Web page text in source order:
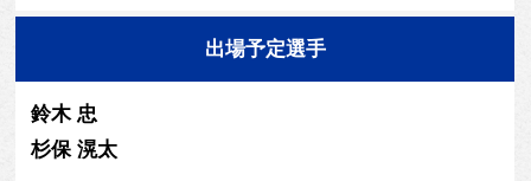
出場予定選手
鈴木 忠
杉保 滉太